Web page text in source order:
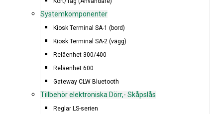
Systemkomponenter
Kiosk Terminal SA-1 (bord)
Kiosk Terminal SA-2 (vägg)
Reläenhet 300/400
Reläenhet 600
Gateway CLW Bluetooth
Tillbehör elektroniska Dörr,- Skåpslås
Reglar LS-serien